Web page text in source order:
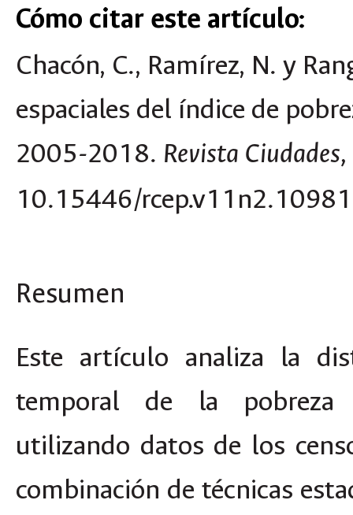
Cómo citar este artículo:
Chacón, C., Ramírez, N. y
espaciales del índice de
2005-2018. Revista
10.15446/
Resumen
Este artículo analiza la
temporal de la pobreza
utilizando datos de los
combinación de técnicas